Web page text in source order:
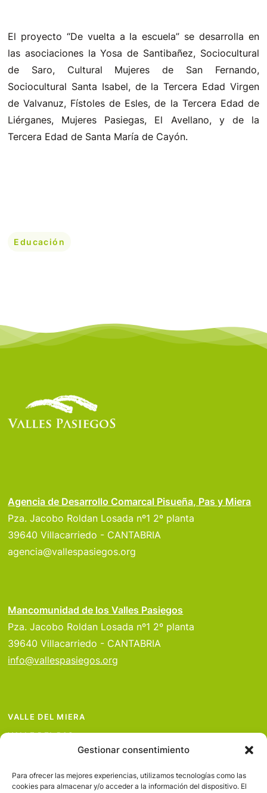
Gestionar consentimiento
Para ofrecer las mejores experiencias, utilizamos tecnologías como las
cookies para almacenar y/o acceder a la información del dispositivo. El
El proyecto “De vuelta a la escuela” se desarrolla en
las asociaciones la Yosa de Santibañez, Sociocultural
de Saro, Cultural Mujeres de San Fernando,
Sociocultural Santa Isabel, de la Tercera Edad Virgen
de Valvanuz, Fístoles de Esles, de la Tercera Edad de
Liérganes, Mujeres Pasiegas, El Avellano, y de la
Tercera Edad de Santa María de Cayón.
Educación
Agencia de Desarrollo Comarcal Pisueña, Pas y Miera
Pza. Jacobo Roldan Losada nº1 2º planta
39640 Villacarriedo - CANTABRIA
agencia@vallespasiegos.org
Mancomunidad de los Valles Pasiegos
Pza. Jacobo Roldan Losada nº1 2º planta
39640 Villacarriedo - CANTABRIA
info@vallespasiegos.org
VALLE DEL MIERA
VALLE DEL PAS
VALLE DEL PISUEÑA
PROYECTOS
SERVICIOS